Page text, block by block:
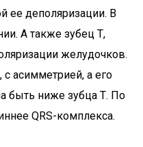
ее деполяризации. В
А также зубец Т,
желудочков.
асимметрией, а его
быть ниже зубца Т. По
QRS-комплекса.